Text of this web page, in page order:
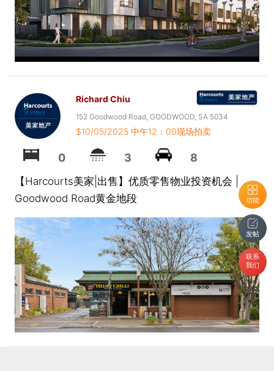
功能
发帖
联系
我们
Richard Chiu
152 Goodwood Road, GOODWOOD, SA 5034
$10/05/2025 中午12：00现场拍卖
0 3 8
【Harcourts美家|出售】优质零售物业投资机会 |
Goodwood Road黄金地段